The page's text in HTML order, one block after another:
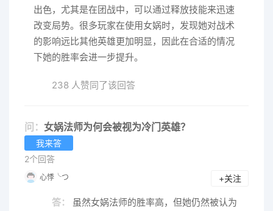
出色，尤其是在团战中，可以通过释放技能来迅速
改变局势。很多玩家在使用女娲时，发现她对战术
的影响远比其他英雄更加明显，因此在合适的情况
下她的胜率会进一步提升。
238 人赞同了该回答
问： 女娲法师为何会被视为冷门英雄？
我来答
2个回答
心悸╰つ +关注
答：
虽然女娲法师的胜率高，但她仍然被认为